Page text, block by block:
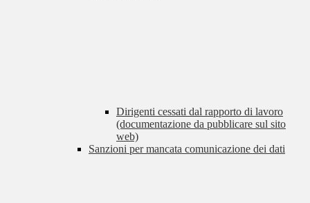
Dirigenti cessati dal rapporto di lavoro
(documentazione da pubblicare sul sito
web)
Sanzioni per mancata comunicazione dei dati